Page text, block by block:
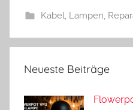
Kabel Lampen
Neueste Beiträge